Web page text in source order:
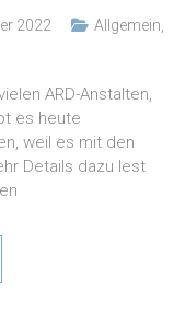
2022 Allgemein
ARD-Anstalten,
es heute
weil es mit den
Details dazu lest